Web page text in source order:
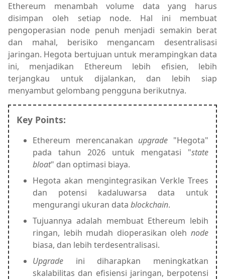
Ethereum menambah volume data yang harus
disimpan oleh setiap node. Hal ini membuat
pengoperasian node penuh menjadi semakin berat
dan mahal, berisiko mengancam desentralisasi
jaringan. Hegota bertujuan untuk merampingkan data
ini, menjadikan Ethereum lebih efisien, lebih
terjangkau untuk dijalankan, dan lebih siap
menyambut gelombang pengguna berikutnya.
Key Points:
Ethereum merencanakan upgrade "Hegota"
pada tahun 2026 untuk mengatasi "state
bloat" dan optimasi biaya.
Hegota akan mengintegrasikan Verkle Trees
dan potensi kadaluwarsa data untuk
mengurangi ukuran data blockchain.
Tujuannya adalah membuat Ethereum lebih
ringan, lebih mudah dioperasikan oleh node
biasa, dan lebih terdesentralisasi.
Upgrade ini diharapkan meningkatkan
skalabilitas dan efisiensi jaringan, berpotensi